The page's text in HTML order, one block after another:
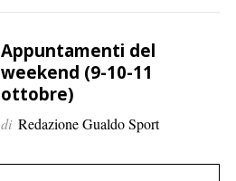
Appuntamenti del
weekend (9-10-11
ottobre)
di Redazione Gualdo Sport